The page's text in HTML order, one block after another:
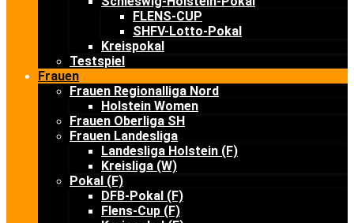
FLENS-CUP
SHFV-Lotto-Pokal
Kreispokal
Testspiel
Frauen
Frauen Regionalliga Nord
Holstein Women
Frauen Oberliga SH
Frauen Landesliga
Landesliga Holstein (F)
Kreisliga (W)
Pokal (F)
DFB-Pokal (F)
Flens-Cup (F)